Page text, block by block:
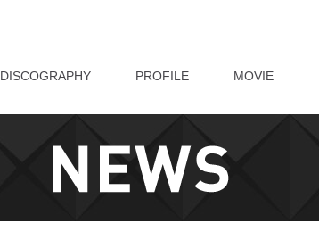
DISCOGRAPHY PROFILE MOVIE